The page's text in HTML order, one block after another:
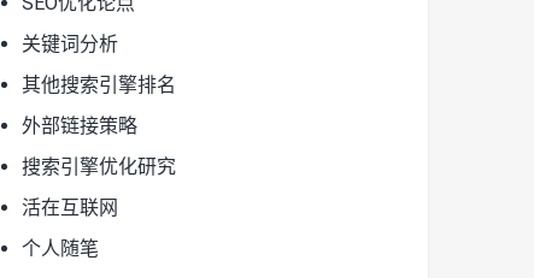
关键词分析
其他搜索引擎排名
外部链接策略
搜索引擎优化研究
活在互联网
个人随笔